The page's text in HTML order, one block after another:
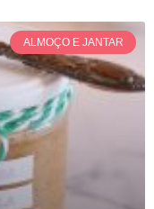
ALMOÇO E JANTAR